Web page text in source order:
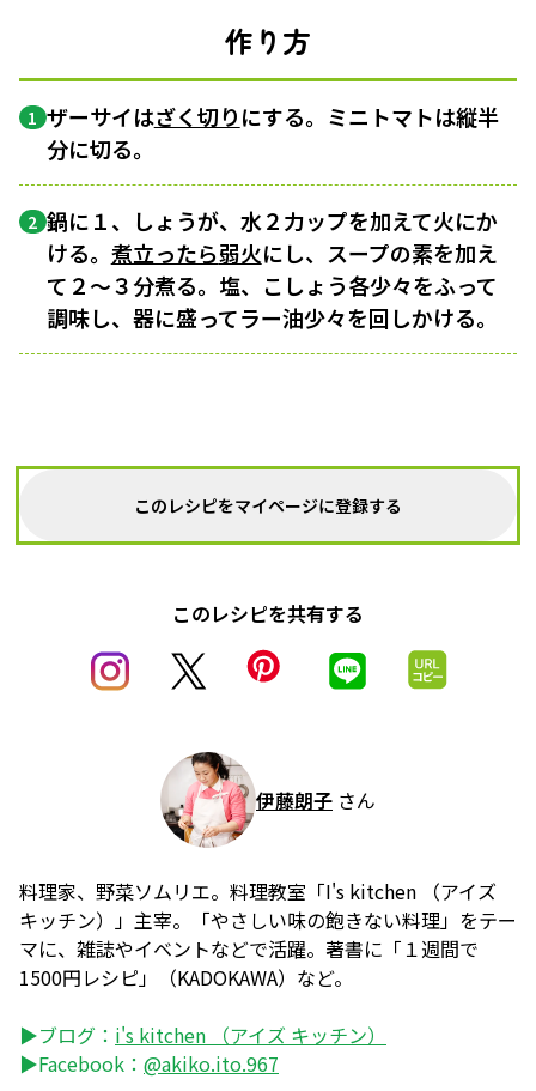
作り方
1 ザーサイはざく切りにする。ミニトマトは縦半
分に切る。
2 鍋に１、しょうが、水２力ップを加えて火にか
ける。 煮立ったら弱火にし、スープの素を加え
て２〜３分煮る。塩、こしょう各少々をふって
調味し、器に盛ってラー油少々を回しかける。
このレシピをマイページに登録する
このレシピを共有する
伊藤朗子 さん
料理家、野菜ソムリエ。料理教室「I's kitchen （アイズ
キッチン）」主宰。「やさしい味の飽きない料理」をテー
マに、雑誌やイベントなどで活躍。著書に「１週間で
1500円レシピ」（KADOKAWA）など。
▶ブログ： i's kitchen （アイズ キッチン）
▶Facebook： @akiko.ito.967